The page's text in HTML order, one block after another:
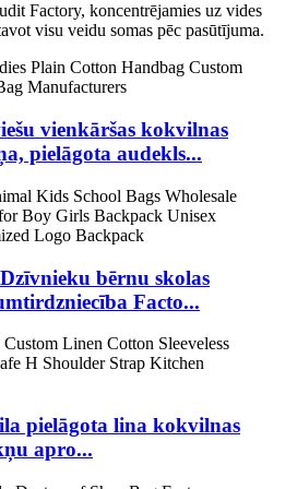
Factory, koncentrējamies uz vides
visu veidu somas pēc pasūtījuma.
vienkāršas kokvilnas
pielāgota audekls...
bērnu skolas
Facto...
pielāgota lina kokvilnas
apro...